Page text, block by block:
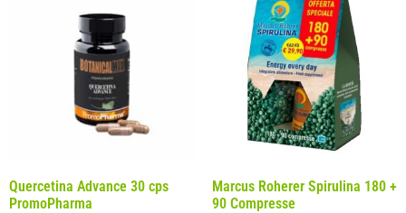
Quercetina Advance 30 cps
PromoPharma
Marcus Roherer Spirulina 180 +
90 Compresse